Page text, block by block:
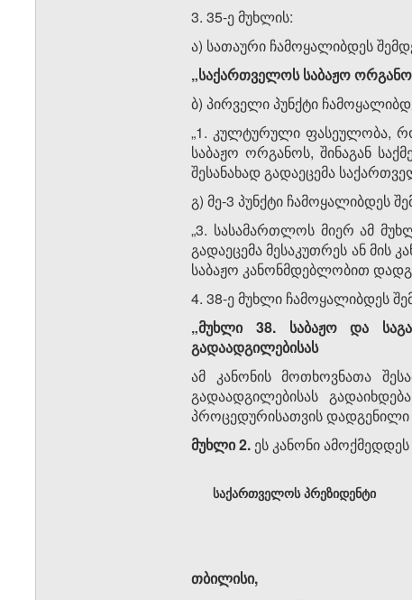
3. 35-ე მუხლის:
ა) სათაური ჩამოყალიბდეს
„საქართველოს საბაჟო
ბ) პირველი პუნქტი
„1. კულტურული ფასეულობა,
საბაჟო ორგანოს, შინაგან
შესანახად გადაეცემა
გ) მე-3 პუნქტი ჩამოყალიბდეს
„3. სასამართლოს მიერ ამ
გადაეცემა მესაკუთრეს ან
საბაჟო კანონმდებლობით
4. 38-ე მუხლი ჩამოყალიბდეს
„მუხლი 38. საბაჟო და
გადაადგილებისას
ამ კანონის მოთხოვნათა
გადაადგილებისას
პროცედურისათვის დადგენილი
მუხლი 2. ეს კანონი
საქართველოს პრეზიდენტი
თბილისი,